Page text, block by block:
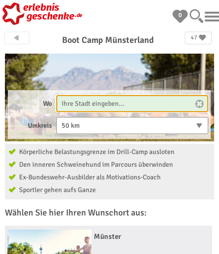
0
47
Boot Camp Münsterland
Wo
Umkreis 50 km
Körperliche Belastungsgrenze im Drill-Camp ausloten
Den inneren Schweinehund im Parcours überwinden
Ex-Bundeswehr-Ausbilder als Motivations-Coach
Sportler gehen aufs Ganze
Wählen Sie hier Ihren Wunschort aus:
Münster